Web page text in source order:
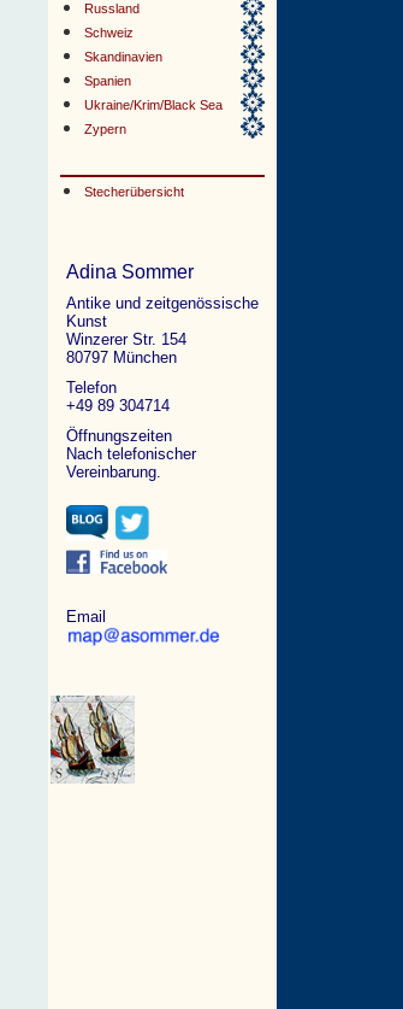
Russland
Schweiz
Skandinavien
Spanien
Ukraine/Krim/Black Sea
Zypern
Stecherübersicht
Adina Sommer
Antike und zeitgenössische
Kunst
Winzerer Str. 154
80797 München
Telefon
+49 89 304714
Öffnungszeiten
Nach telefonischer
Vereinbarung.
Email